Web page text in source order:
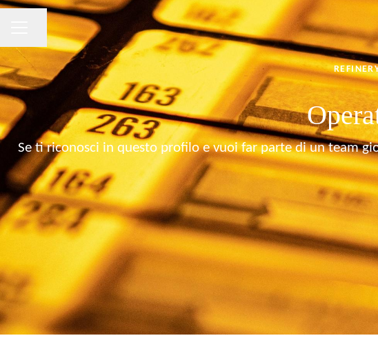
CAREER MENU
Share page
Se ti riconosci in questo profilo e vuoi far parte di un team